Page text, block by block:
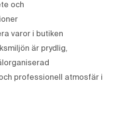
och
varor i butiken
är prydlig,
professionell atmosfär i